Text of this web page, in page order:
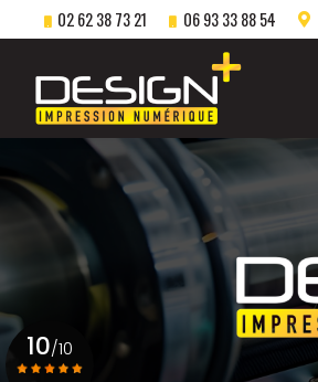
au
principal
02 62 38 73 21 06 93 33 88 54
10/10